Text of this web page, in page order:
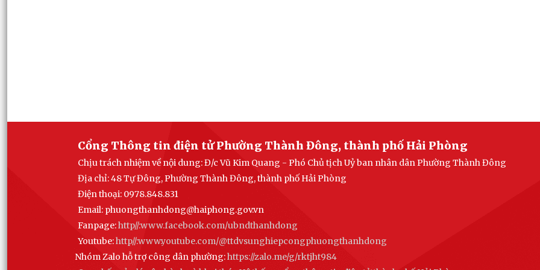
Cổng Thông tin điện tử Phường Thành Đông, thành phố Hải Phòng
Chịu trách nhiệm về nội dung: Đ/c Vũ Kim Quang - Phó Chủ tịch Uỷ ban nhân dân Phường Thành Đông
Địa chỉ: 48 Tự Đông, Phường Thành Đông, thành phố Hải Phòng
Điện thoại: 0978.848.831
Email: phuongthanhdong@haiphong.gov.vn
Fanpage:http//:www.facebook.com/ubndthanhdong
Youtube:http//:www.youtube.com/@ttdvsunghiepcongphuongthanhdong
Nhóm Zalo hỗ trợ công dân phường:https://zalo.me/g/rktjht984